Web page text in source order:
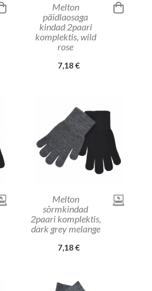
Melton
päidlaosaga
kindad 2paari
komplektis, wild
rose
7,18 €
Melton
sõrmkindad
2paari komplektis,
dark grey melange
7,18 €